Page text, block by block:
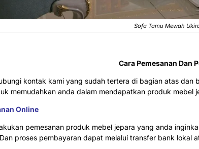
Sofa Tamu Mewah
Cara Pemesanan Dan
kontak kami yang sudah tertera di bagian atas
memudahkan anda dalam mendapatkan produk mebel
Online
pemesanan produk mebel jepara yang anda
proses pembayaran dapat melalui transfer bank lokal